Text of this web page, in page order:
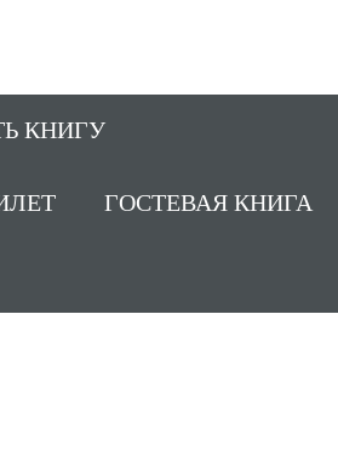
КНИГУ
ГОСТЕВАЯ КНИГА